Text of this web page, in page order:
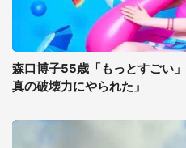
森口博子55歳「もっとすごい
真の破壊力にやられた」